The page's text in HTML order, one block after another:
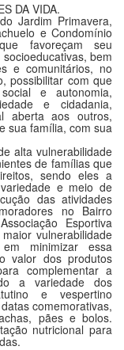
DA VIDA.
Jardim Primavera,
e Condomínio
favoreçam seu
bem
e comunitários, no
possibilitar com que
e autonomia,
e cidadania,
aberta aos outros,
sua família, com sua
alta vulnerabilidade
de famílias que
sendo eles a
e meio de
das atividades
no Bairro
Esportiva
vulnerabilidade
minimizar essa
valor dos produtos
complementar a
a variedade dos
e vespertino
comemorativas,
pães e bolos.
nutricional para